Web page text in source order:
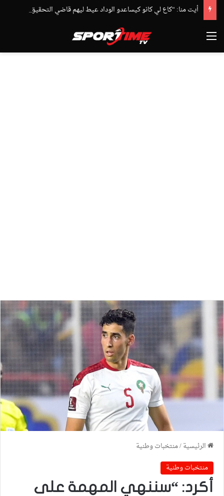
القائمة
الرئيسية/منتخبات وطنية
منتخبات وطنية
أكرد: “سننهي المهمة على